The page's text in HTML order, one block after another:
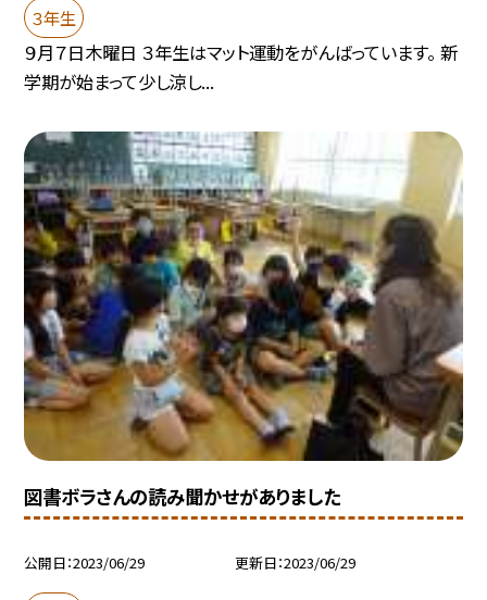
３年生
９月７日木曜日 ３年生はマット運動をがんばっています。 新
学期が始まって少し涼し...
図書ボラさんの読み聞かせがありました
公開日 2023/06/29 更新日 2023/06/29